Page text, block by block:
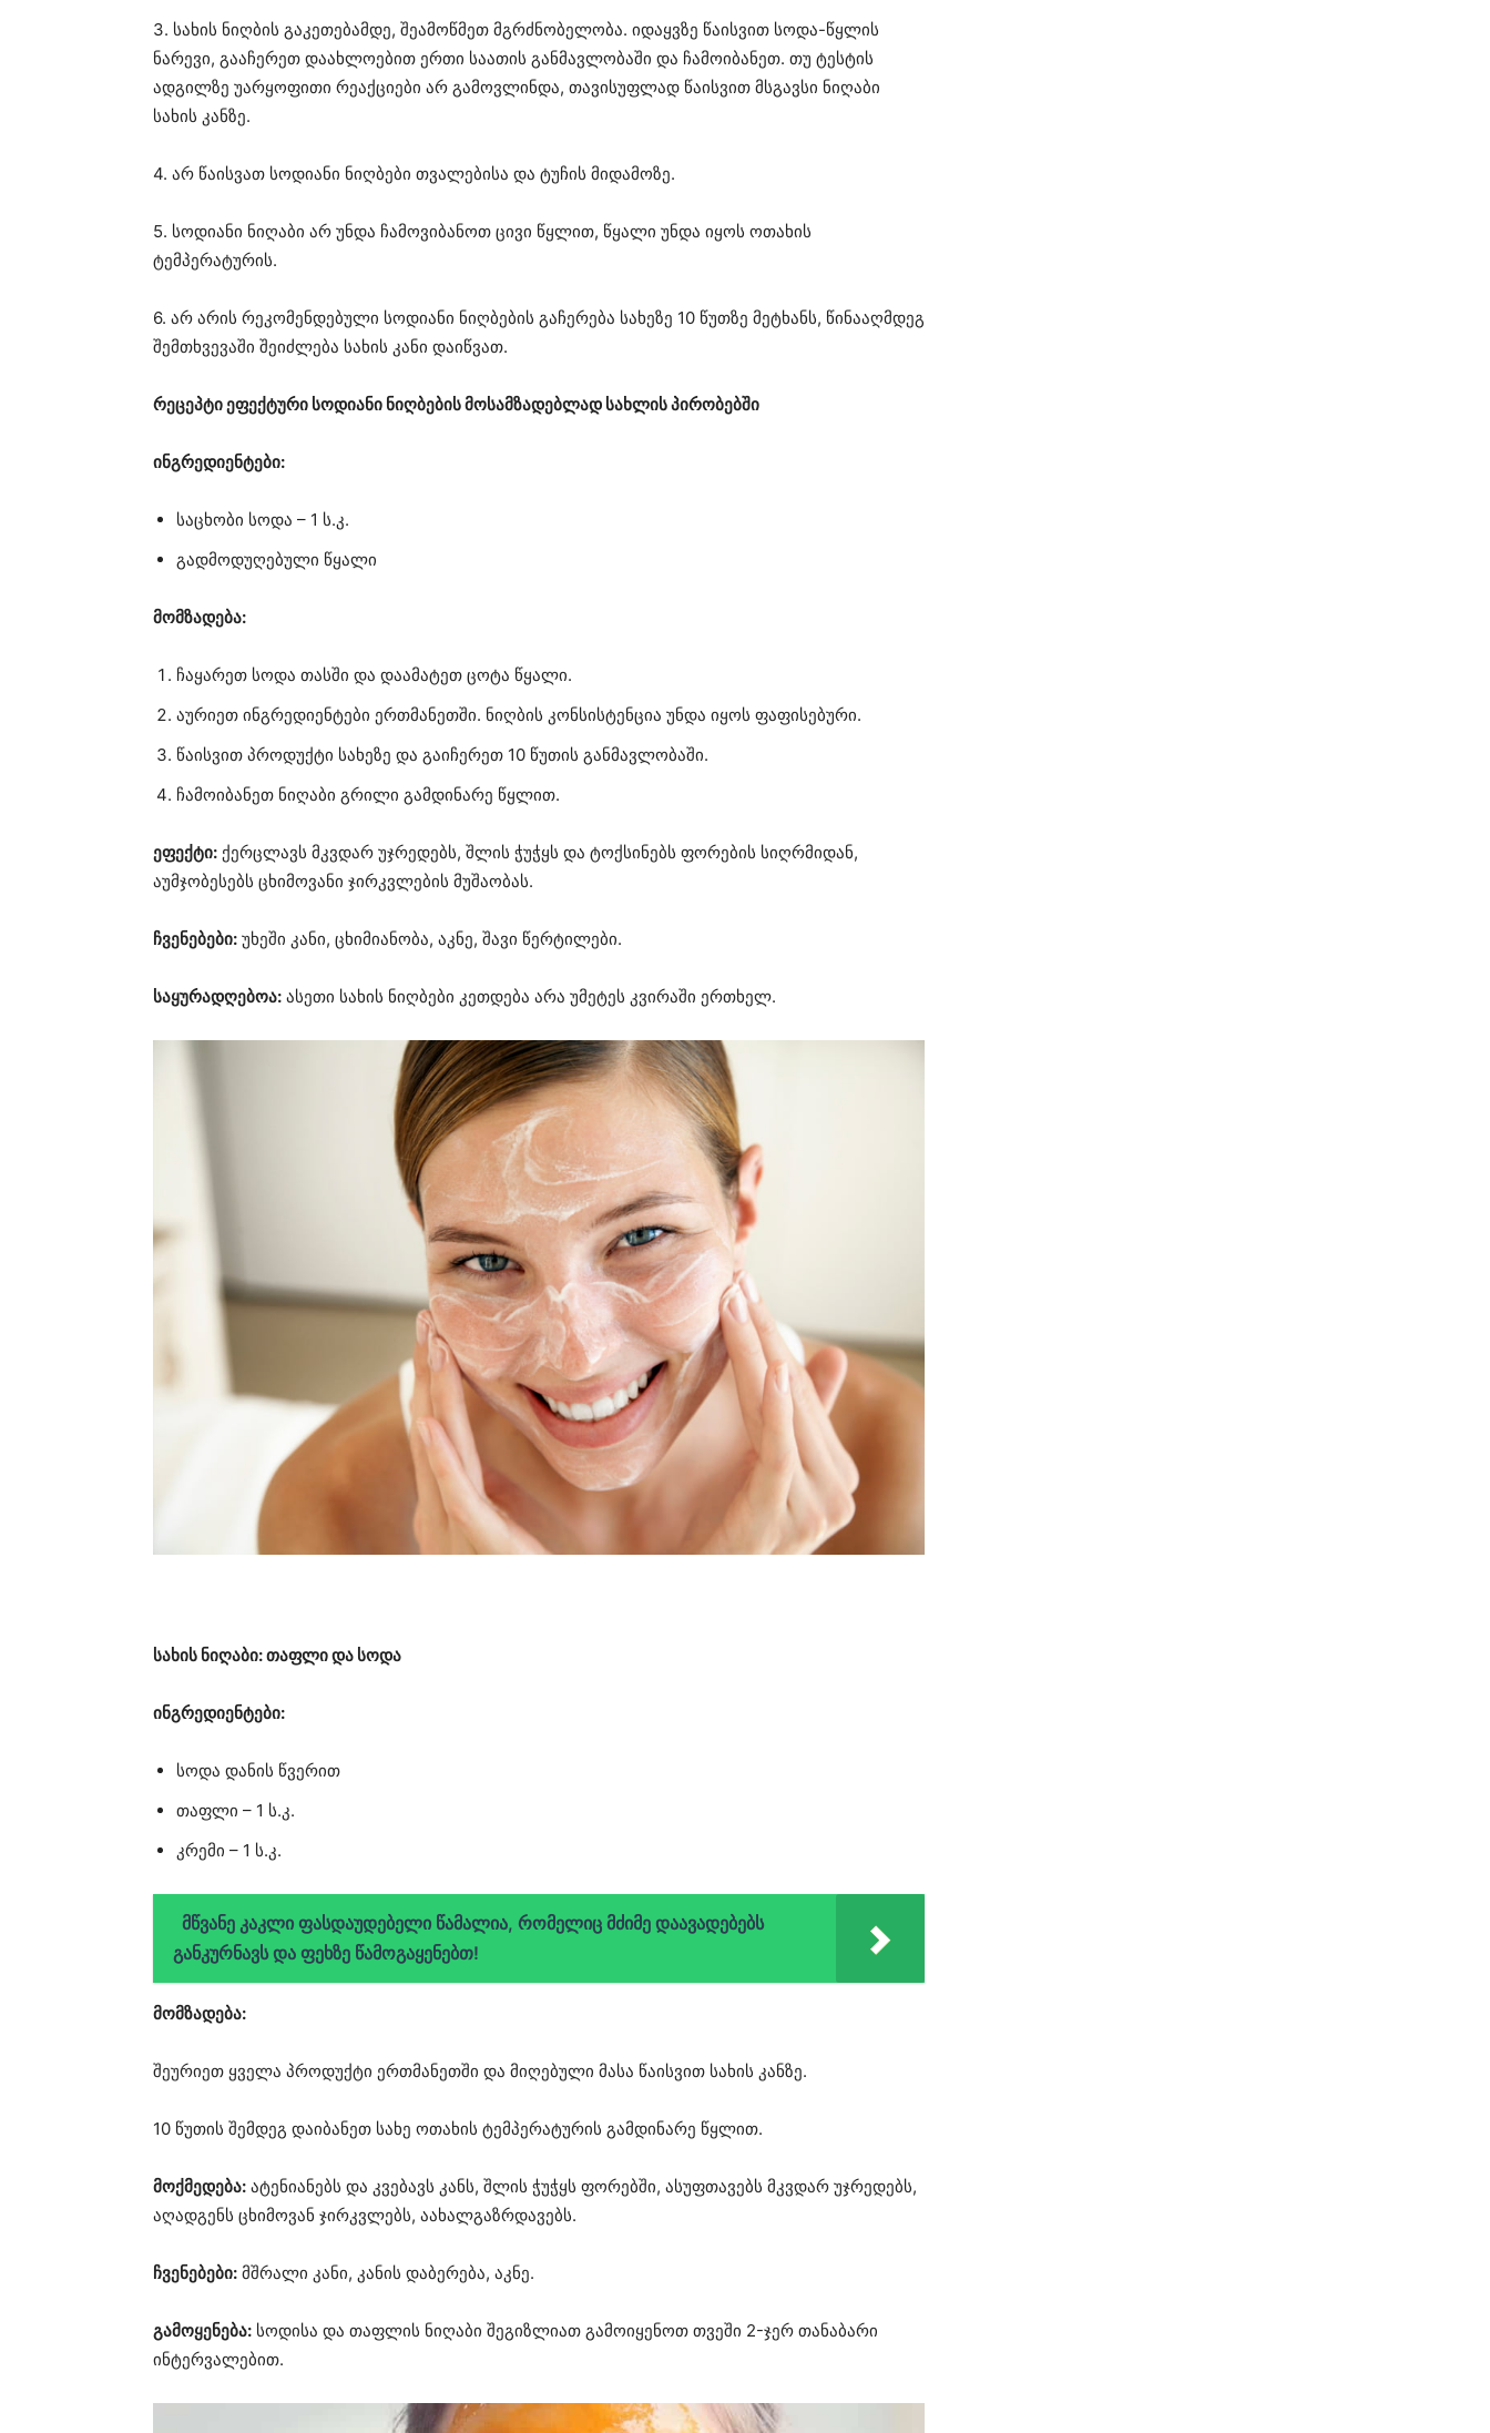
3. სახის ნიღბის გაკეთებამდე, შეამოწმეთ მგრძნობელობა. იდაყვზე წაისვით სოდა-წყლის
ნარევი, გააჩერეთ დაახლოებით ერთი საათის განმავლობაში და ჩამოიბანეთ. თუ ტესტის
ადგილზე უარყოფითი რეაქციები არ გამოვლინდა, თავისუფლად წაისვით მსგავსი ნიღაბი
სახის კანზე.
4. არ წაისვათ სოდიანი ნიღბები თვალებისა და ტუჩის მიდამოზე.
5. სოდიანი ნიღაბი არ უნდა ჩამოვიბანოთ ცივი წყლით, წყალი უნდა იყოს ოთახის
ტემპერატურის.
6. არ არის რეკომენდებული სოდიანი ნიღბების გაჩერება სახეზე 10 წუთზე მეტხანს, წინააღმდეგ
შემთხვევაში შეიძლება სახის კანი დაიწვათ.
რეცეპტი ეფექტური სოდიანი ნიღბების მოსამზადებლად სახლის პირობებში
ინგრედიენტები:
საცხობი სოდა – 1 ს.კ.
გადმოდუღებული წყალი
მომზადება:
ჩაყარეთ სოდა თასში და დაამატეთ ცოტა წყალი.
აურიეთ ინგრედიენტები ერთმანეთში. ნიღბის კონსისტენცია უნდა იყოს ფაფისებური.
წაისვით პროდუქტი სახეზე და გაიჩერეთ 10 წუთის განმავლობაში.
ჩამოიბანეთ ნიღაბი გრილი გამდინარე წყლით.
ეფექტი: ქერცლავს მკვდარ უჯრედებს, შლის ჭუჭყს და ტოქსინებს ფორების სიღრმიდან,
აუმჯობესებს ცხიმოვანი ჯირკვლების მუშაობას.
ჩვენებები: უხეში კანი, ცხიმიანობა, აკნე, შავი წერტილები.
საყურადღებოა: ასეთი სახის ნიღბები კეთდება არა უმეტეს კვირაში ერთხელ.
სახის ნიღაბი: თაფლი და სოდა
ინგრედიენტები:
სოდა დანის წვერით
თაფლი – 1 ს.კ.
კრემი – 1 ს.კ.
მწვანე კაკლი ფასდაუდებელი წამალია, რომელიც მძიმე დაავადებებს
განკურნავს და ფეხზე წამოგაყენებთ!
მომზადება:
შეურიეთ ყველა პროდუქტი ერთმანეთში და მიღებული მასა წაისვით სახის კანზე.
10 წუთის შემდეგ დაიბანეთ სახე ოთახის ტემპერატურის გამდინარე წყლით.
მოქმედება: ატენიანებს და კვებავს კანს, შლის ჭუჭყს ფორებში, ასუფთავებს მკვდარ უჯრედებს,
აღადგენს ცხიმოვან ჯირკვლებს, აახალგაზრდავებს.
ჩვენებები: მშრალი კანი, კანის დაბერება, აკნე.
გამოყენება: სოდისა და თაფლის ნიღაბი შეგიზლიათ გამოიყენოთ თვეში 2-ჯერ თანაბარი
ინტერვალებით.